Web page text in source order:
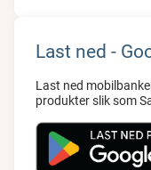
Last ned -
Last ned
produkter slik som